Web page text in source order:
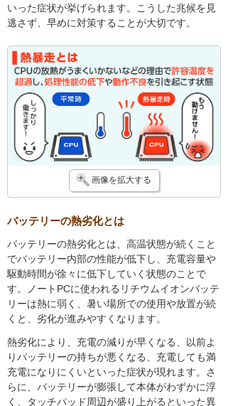
いった症状が挙げられます。こうした兆候を見
逃さず、早めに対策することが大切です。
画像を拡大する
バッテリーの熱劣化とは
バッテリーの熱劣化とは、高温状態が続くこと
でバッテリー内部の性能が低下し、充電容量や
駆動時間が徐々に低下していく状態のことで
す。ノートPCに使われるリチウムイオンバッテ
リーは熱に弱く、暑い場所での使用や放置が続
くと、劣化が進みやすくなります。
熱劣化により、充電の減りが早くなる、以前よ
りバッテリーの持ちが悪くなる、充電しても満
充電になりにくいといった症状が現れます。さ
らに、バッテリーが膨張して本体がわずかに浮
く、タッチパッド周辺が盛り上がるといった異